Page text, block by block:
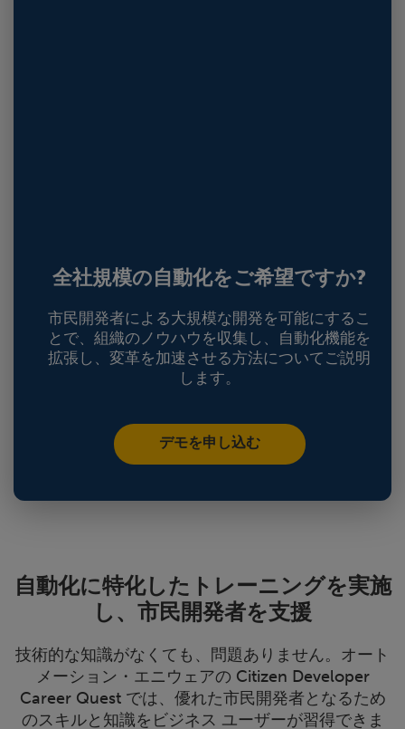
全社規模の自動化をご希望ですか?
市民開発者による大規模な開発を可能にするこ
とで、組織のノウハウを収集し、自動化機能を
拡張し、変革を加速させる方法についてご説明
します。
デモを申し込む
自動化に特化したトレーニングを実施
し、市民開発者を支援
技術的な知識がなくても、問題ありません。オート
メーション・エニウェアの Citizen Developer
Career Quest では、優れた市民開発者となるため
のスキルと知識をビジネス ユーザーが習得できま